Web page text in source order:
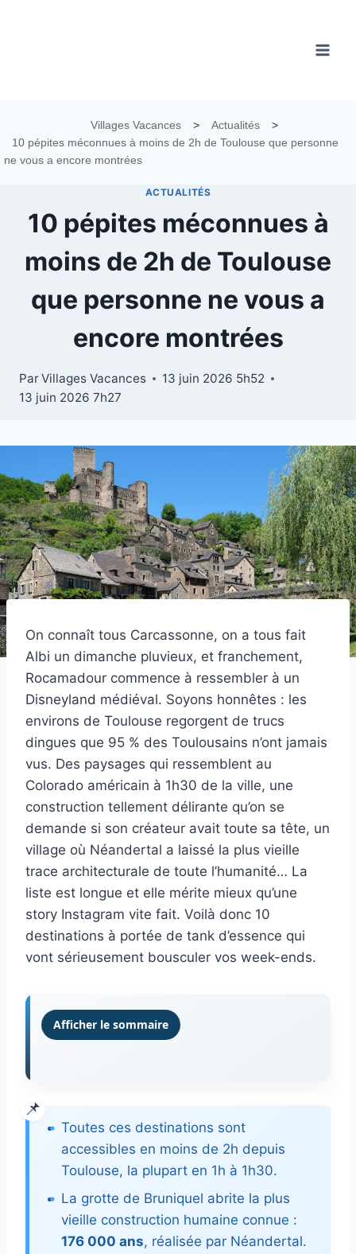
Villages Vacances > Actualités
>
10 pépites méconnues à moins de 2h de Toulouse que personne
ne vous a encore montrées
ACTUALITÉS
10 pépites méconnues à
moins de 2h de Toulouse
que personne ne vous a
encore montrées
ParVillages Vacances
13 juin 2026 5h52
13 juin 2026 7h27
On connaît tous Carcassonne, on a tous fait
Albi un dimanche pluvieux, et franchement,
Rocamadour commence à ressembler à un
Disneyland médiéval. Soyons honnêtes : les
environs de Toulouse regorgent de trucs
dingues que 95 % des Toulousains n’ont jamais
vus. Des paysages qui ressemblent au
Colorado américain à 1h30 de la ville, une
construction tellement délirante qu’on se
demande si son créateur avait toute sa tête, un
village où Néandertal a laissé la plus vieille
trace architecturale de toute l’humanité… La
liste est longue et elle mérite mieux qu’une
story Instagram vite fait. Voilà donc 10
destinations à portée de tank d’essence qui
vont sérieusement bousculer vos week-ends.
Afficher le sommaire
Toutes ces destinations sont
accessibles en moins de 2h depuis
Toulouse, la plupart en 1h à 1h30.
La grotte de Bruniquel abrite la plus
vieille construction humaine connue :
176 000 ans, réalisée par Néandertal.